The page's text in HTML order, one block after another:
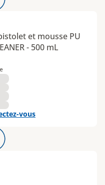
mousse PU GUN &amp;
et mousse PU
- 500 mL
vous